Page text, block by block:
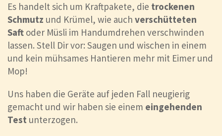
Es handelt sich um Kraftpakete, die trockenen
Schmutz und Krümel, wie auch verschütteten
Saft oder Müsli im Handumdrehen verschwinden
lassen. Stell Dir vor: Saugen und wischen in einem
und kein mühsames Hantieren mehr mit Eimer und
Mop!
Uns haben die Geräte auf jeden Fall neugierig
gemacht und wir haben sie einem eingehenden
Test unterzogen.